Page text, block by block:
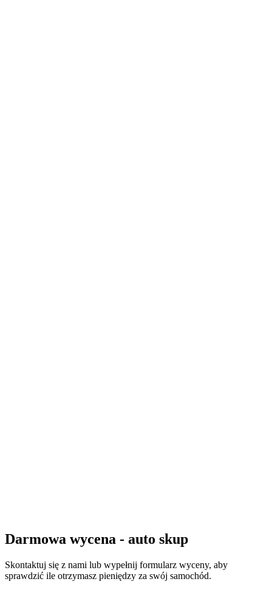
Darmowa wycena - auto skup
Skontaktuj się z nami lub wypełnij formularz wyceny, aby
sprawdzić ile otrzymasz pieniędzy za swój samochód.